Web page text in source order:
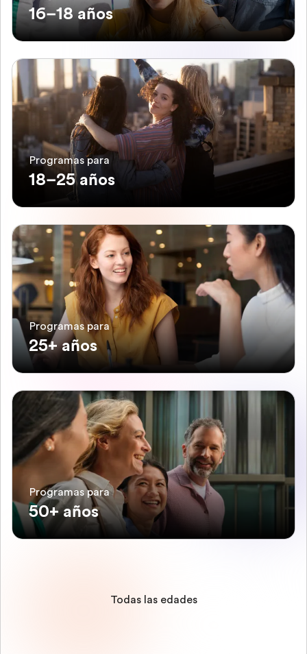
16–18 años
Programas para
18–25 años
Programas para
25+ años
Programas para
50+ años
Todas las edades